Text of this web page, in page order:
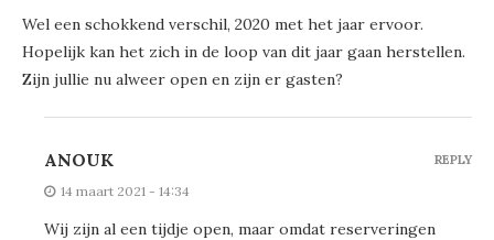
Wel een schokkend verschil, 2020 met het jaar ervoor.
Hopelijk kan het zich in de loop van dit jaar gaan herstellen.
Zijn jullie nu alweer open en zijn er gasten?
ANOUK
14 maart 2021 - 14:34
Wij zijn al een tijdje open, maar omdat reserveringen
REPLY